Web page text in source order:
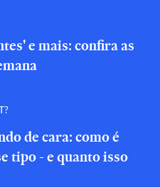
e mais: confira as
de cara: como é
tipo - e quanto isso